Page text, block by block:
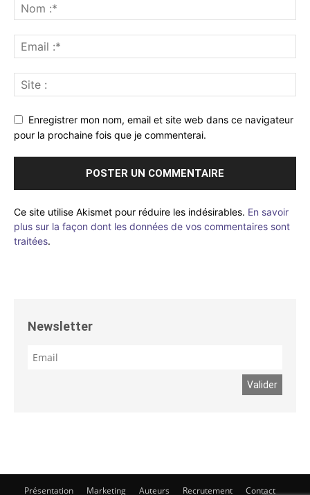
Enregistrer mon nom, email et site web dans ce navigateur
pour la prochaine fois que je commenterai.
Ce site utilise Akismet pour réduire les indésirables. En savoir
plus sur la façon dont les données de vos commentaires sont
traitées.
Newsletter
Présentation Marketing Auteurs Recrutement Contact